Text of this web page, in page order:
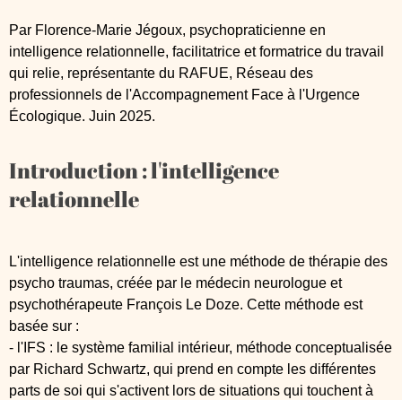
Par Florence-Marie Jégoux, psychopraticienne en
intelligence relationnelle, facilitatrice et formatrice du travail
qui relie, représentante du RAFUE, Réseau des
professionnels de l'Accompagnement Face à l'Urgence
Écologique. Juin 2025.
Introduction : l'intelligence
relationnelle
L'intelligence relationnelle est une méthode de thérapie des
psycho traumas, créée par le médecin neurologue et
psychothérapeute François Le Doze. Cette méthode est
basée sur :
- l'IFS : le système familial intérieur, méthode conceptualisée
par Richard Schwartz, qui prend en compte les différentes
parts de soi qui s'activent lors de situations qui touchent à